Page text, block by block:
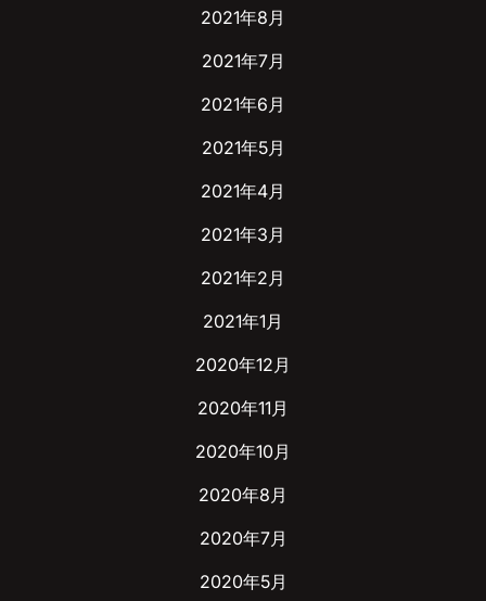
2021年8月
2021年7月
2021年6月
2021年5月
2021年4月
2021年3月
2021年2月
2021年1月
2020年12月
2020年11月
2020年10月
2020年8月
2020年7月
2020年5月